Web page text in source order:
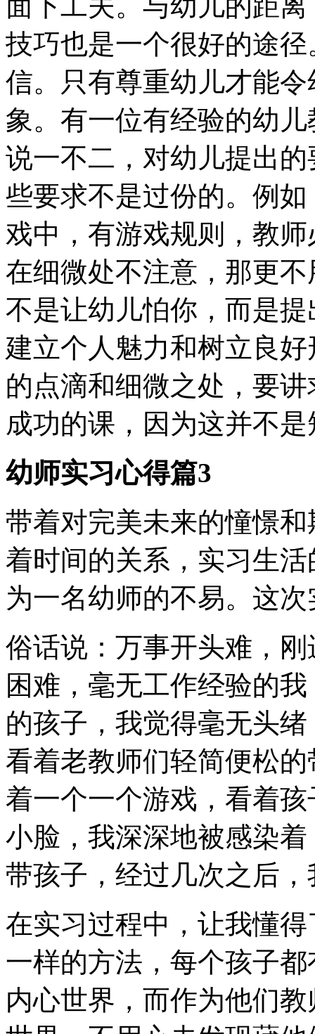
技巧也是一个很好的途
信。只有尊重幼儿才能
象。有一位有经验的幼
说一不二，对幼儿提出
些要求不是过份的。例
戏中，有游戏规则，教
在细微处不注意，那更
不是让幼儿怕你，而是
建立个人魅力和树立良
的点滴和细微之处，要
成功的课，因为这并不
幼师实习心得篇3
带着对完美未来的憧憬
着时间的关系，实习生
为一名幼师的不易。这
俗话说：万事开头难，
困难，毫无工作经验的
的孩子，我觉得毫无头
看着老教师们轻简便松
着一个一个游戏，看着
小脸，我深深地被感染
带孩子，经过几次之后
在实习过程中，让我懂
一样的方法，每个孩子
内心世界，而作为他们